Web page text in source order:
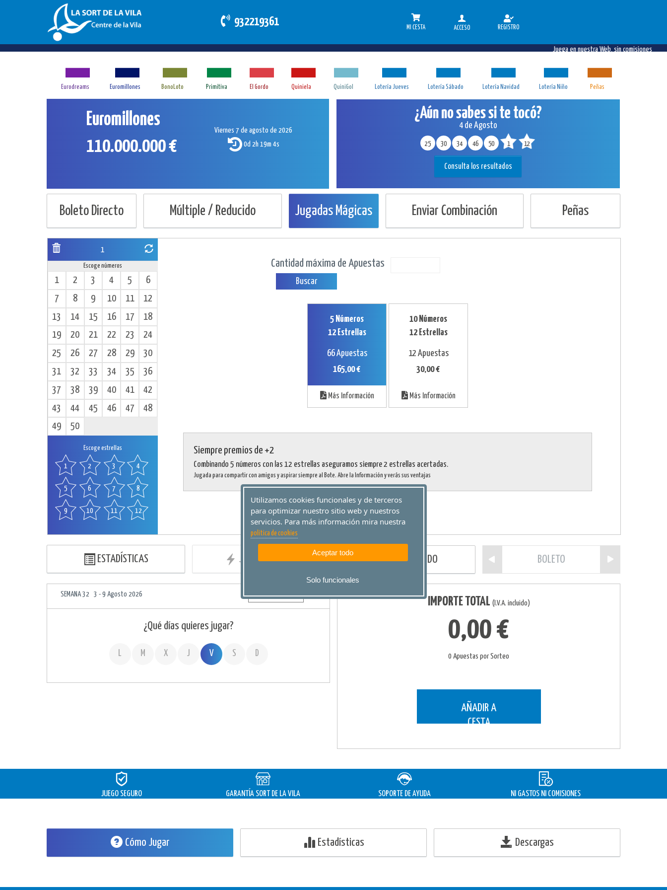
932219361 MI CESTA ACCESO REGISTRO
Juega en nuestra Web, sin comisiones
Eurodreams Euromillones BonoLoto Primitiva El Gordo Quiniela QuiniGol Lotería Jueves Lotería Sábado Lotería Navidad Lotería Niño Peñas
Euromillones
110.000.000 €
Viernes 7 de agosto de 2026
0d 2h 19m 3s
¿Aún no sabes si te tocó?
4 de Agosto
25 30 34 46 50 1 12
Consulta los resultados
Boleto Directo Múltiple / Reducido Jugadas Mágicas Enviar Combinación Peñas
1
Escoge números
1 2 3 4 5
6
7
8 9 10 11
12
13
14 15 16 17
18
19
20 21 22 23
24
25
26 27 28 29
30
31
32 33 34 35
36
37
38 39 40 41
42
43
44 45 46 47
48
49
50
Escoge estrellas
1 2 3 4
5 6 7 8
9 10 11 12
Cantidad máxima de Apuestas
Buscar
5 Números
12 Estrellas
66 Apuestas
165,00 €
Más Información
10 Números
12 Estrellas
12 Apuestas
30,00 €
Más Información
Siempre premios de +2
Combinando 5 números con las 12 estrellas aseguramos siempre 2 estrellas acertadas.
Jugada para compartir con amigos y aspirar siempre al Bote. Abre la Información y verás sus ventajas
ESTADÍSTICAS JUGADA RÁPIDA BORRAR TODO BOLETO
SEMANA 32 3 - 9 Agosto 2026
¿Qué días quieres jugar?
L M X J V S D
IMPORTE TOTAL (I.V.A. incluido)
0,00 €
0 Apuestas por Sorteo
AÑADIR A
CESTA
JUEGO SEGURO GARANTÍA SORT DE LA VILA SOPORTE DE AYUDA NI GASTOS NI COMISIONES
Cómo Jugar Estadísticas Descargas
Utilizamos cookies funcionales y de terceros
para optimizar nuestro sitio web y nuestros
servicios. Para más información mira nuestra
politica de cookies
Aceptar todo
Solo funcionales